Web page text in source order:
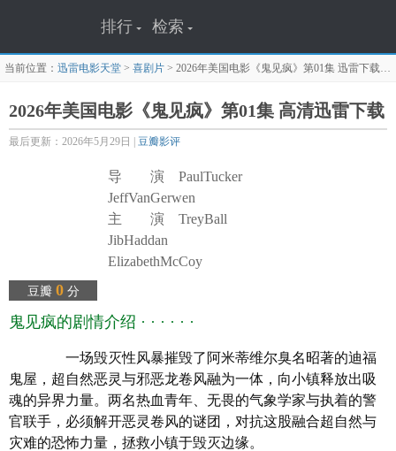
排行 检索
当前位置： 迅雷电影天堂 > 喜剧片 > 2026年美国电影《鬼见疯》第01集 迅雷下载页面
2026年美国电影《鬼见疯》第01集 高清迅雷下载
最后更新：2026年5月29日 | 豆瓣影评
豆瓣 0分
导 演 PaulTucker
JeffVanGerwen
主 演 TreyBall
JibHaddan
ElizabethMcCoy
年 代 2026
类 别 喜剧/恐怖
语 言 英语
上映日期 2026-02-27(美国)
豆瓣评分 0.0
鬼见疯的剧情介绍 · · · · · ·
一场毁灭性风暴摧毁了阿米蒂维尔臭名昭著的迪福
鬼屋，超自然恶灵与邪恶龙卷风融为一体，向小镇释放出吸
魂的异界力量。两名热血青年、无畏的气象学家与执着的警
官联手，必须解开恶灵卷风的谜团，对抗这股融合超自然与
灾难的恐怖力量，拯救小镇于毁灭边缘。